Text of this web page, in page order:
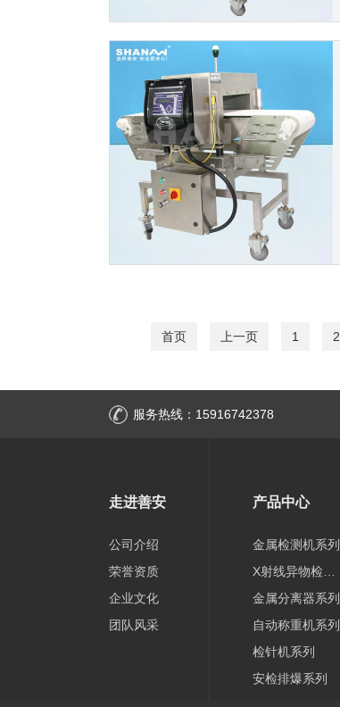
首页 上一页 1 2
服务热线：15916742378
走进善安
公司介绍
荣誉资质
企业文化
团队风采
产品中心
金属检测机系列
金属分离器系列
自动称重机系列
检针机系列
安检排爆系列